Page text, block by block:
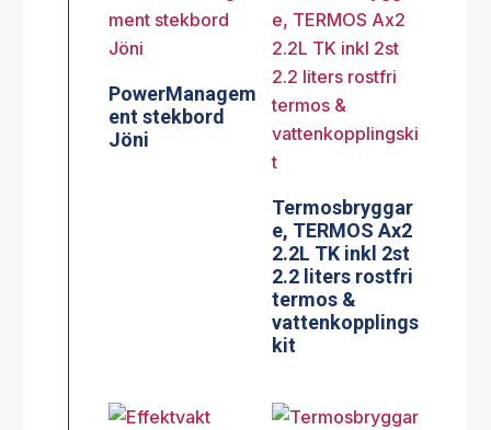
PowerManagem
ent stekbord
Jöni
Termosbryggar
e, TERMOS Ax2
2.2L TK inkl 2st
2.2 liters rostfri
termos &
vattenkopplings
kit